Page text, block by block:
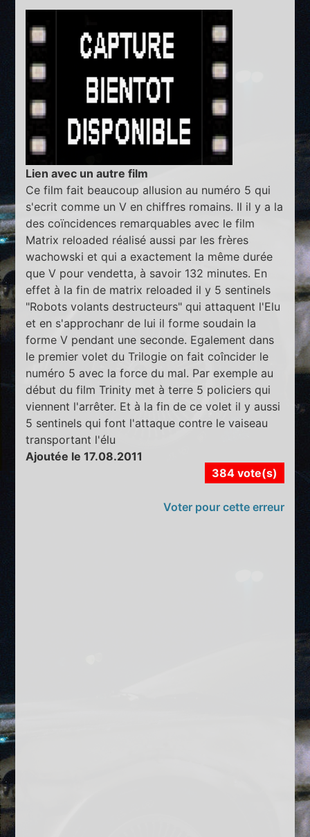
Lien avec un autre film
Ce film fait beaucoup allusion au numéro 5 qui
s'ecrit comme un V en chiffres romains. Il il y a la
des coïncidences remarquables avec le film
Matrix reloaded réalisé aussi par les frères
wachowski et qui a exactement la même durée
que V pour vendetta, à savoir 132 minutes. En
effet à la fin de matrix reloaded il y 5 sentinels
"Robots volants destructeurs" qui attaquent l'Elu
et en s'approchanr de lui il forme soudain la
forme V pendant une seconde. Egalement dans
le premier volet du Trilogie on fait coîncider le
numéro 5 avec la force du mal. Par exemple au
début du film Trinity met à terre 5 policiers qui
viennent l'arrêter. Et à la fin de ce volet il y aussi
5 sentinels qui font l'attaque contre le vaiseau
transportant l'élu
Ajoutée le 17.08.2011
384 vote(s)
Voter pour cette erreur